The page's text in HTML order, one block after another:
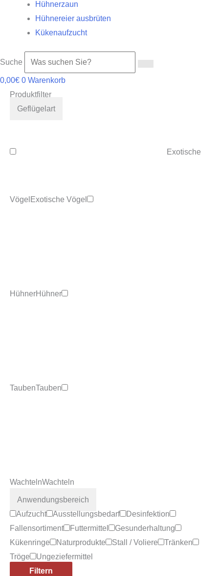
Hühnerzaun
Hühnereier ausbrüten
Kükenaufzucht
Suche
0,00€ 0 Warenkorb
Produktfilter
Geflügelart
Exotische
Vögel Exotische Vögel
HühnerHühner
TaubenTauben
WachtelnWachteln
Anwendungsbereich
Aufzucht
Ausstellungsbedarf
Desinfektion
Fallensortiment
Futtermittel
Gesunderhaltung
Kükenringe
Naturprodukte Stall / Voliere
Tränken
Tröge
Ungeziefermittel
Filtern